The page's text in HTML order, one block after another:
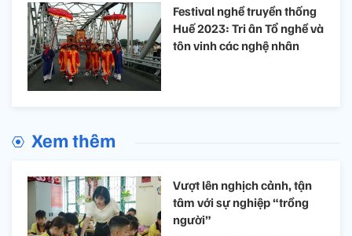
Festival nghề truyền thống
Huế 2023: Tri ân Tổ nghề và
tôn vinh các nghệ nhân
Xem thêm
Vượt lên nghịch cảnh, tận
tâm với sự nghiệp “trồng
người”